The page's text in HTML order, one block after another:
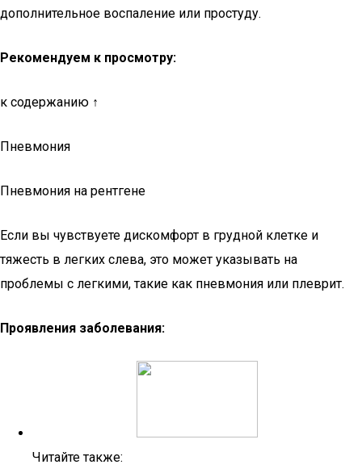
дополнительное воспаление или простуду.
Рекомендуем к просмотру:
к содержанию ↑
Пневмония
Пневмония на рентгене
Если вы чувствуете дискомфорт в грудной клетке и
тяжесть в легких слева, это может указывать на
проблемы с легкими, такие как пневмония или плеврит.
Проявления заболевания:
Читайте также: